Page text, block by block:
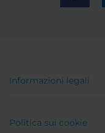
Informazioni legali
Politica sui cookie